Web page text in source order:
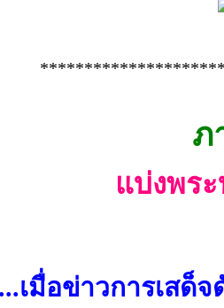
ภ
แบ่งพร
เมื่อข่าวการเสด็